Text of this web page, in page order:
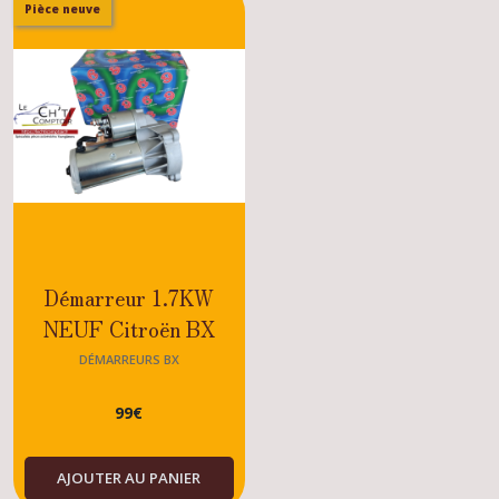
Pièce neuve
Démarreur 1.7KW
NEUF Citroën BX
TRUBO DIESEL -
DÉMARREURS BX
99€
AJOUTER AU PANIER
BX
(1)
Alternateurs
BX
(2)